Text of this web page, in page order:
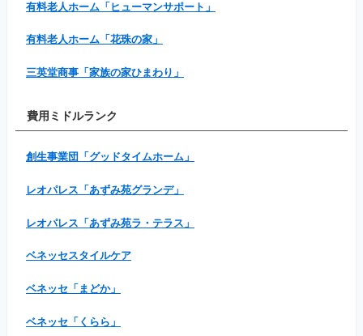
有料老人ホーム「ヒューマンサポート」
有料老人ホーム「花珠の家」
三英堂商事「家族の家ひまわり」
費用ミドルランク
創生事業団「グッドタイムホーム」
レオパレス「あずみ苑グランデ」
レオパレス「あずみ苑ラ・テラス」
ベネッセスタイルケア
ベネッセ「まどか」
ベネッセ「くらら」